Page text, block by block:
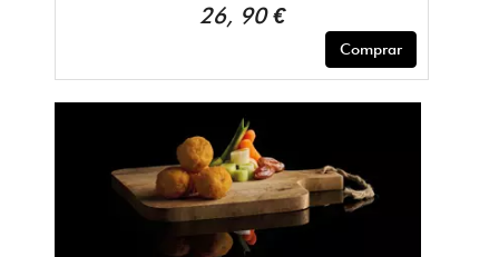
26, 90 €
Comprar